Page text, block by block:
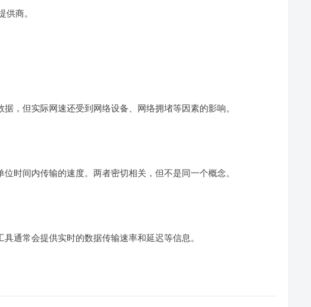
商。
，但实际网速还受到网络设备、网络拥堵等因素的影响。
时间内传输的速度。两者密切相关，但不是同一个概念。
通常会提供实时的数据传输速率和延迟等信息。